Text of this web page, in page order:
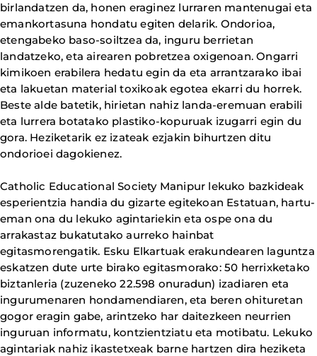
birlandatzen da, honen eraginez lurraren mantenugai eta
emankortasuna hondatu egiten delarik. Ondorioa,
etengabeko baso-soiltzea da, inguru berrietan
landatzeko, eta airearen pobretzea oxigenoan. Ongarri
kimikoen erabilera hedatu egin da eta arrantzarako ibai
eta lakuetan material toxikoak egotea ekarri du horrek.
Beste alde batetik, hirietan nahiz landa-eremuan erabili
eta lurrera botatako plastiko-kopuruak izugarri egin du
gora. Heziketarik ez izateak ezjakin bihurtzen ditu
ondorioei dagokienez.
Catholic Educational Society Manipur lekuko bazkideak
esperientzia handia du gizarte egitekoan Estatuan, hartu-
eman ona du lekuko agintariekin eta ospe ona du
arrakastaz bukatutako aurreko hainbat
egitasmorengatik. Esku Elkartuak erakundearen laguntza
eskatzen dute urte birako egitasmorako: 50 herrixketako
biztanleria (zuzeneko 22.598 onuradun) izadiaren eta
ingurumenaren hondamendiaren, eta beren ohituretan
gogor eragin gabe, arintzeko har daitezkeen neurrien
inguruan informatu, kontzientziatu eta motibatu. Lekuko
agintariak nahiz ikastetxeak barne hartzen dira heziketa